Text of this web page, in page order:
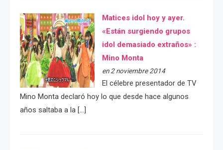
Matices idol hoy y ayer.
«Están surgiendo grupos
idol demasiado extraños» :
Mino Monta
en 2 noviembre 2014
El célebre presentador de TV
Mino Monta declaró hoy lo que desde hace algunos
años saltaba a la […]